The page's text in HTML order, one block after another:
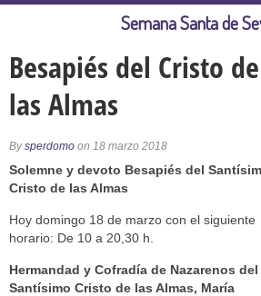
Besapiés del Cristo de
las Almas
Bysperdomo on 18 marzo 2018
Solemne y devoto Besapiés del
Cristo de las Almas
Hoy domingo 18 de marzo con el siguiente
horario: De 10 a 20,30 h.
Hermandad y Cofradía de Nazarenos del
Santísimo Cristo de las Almas, María
Semana Santa de